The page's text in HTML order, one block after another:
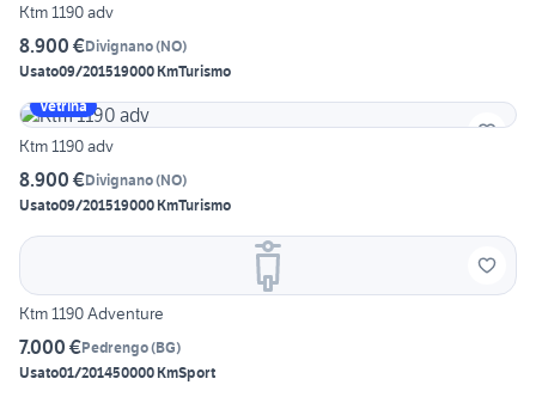
Ktm 1190 adv
8.900 €Divignano(NO)
Usato09/201519000 KmTurismo
Vetrina
Ktm 1190 adv
8.900 €Divignano(NO)
Usato09/201519000 KmTurismo
Ktm 1190 Adventure
7.000 €Pedrengo(BG)
Usato01/201450000 KmSport